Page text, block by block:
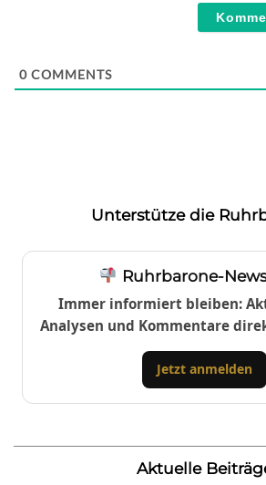
0 COMMENTS
Unterstütze die
Ruhrbarone-
Immer informiert bleiben:
Analysen und Kommentare
Jetzt anmelden
Aktuelle